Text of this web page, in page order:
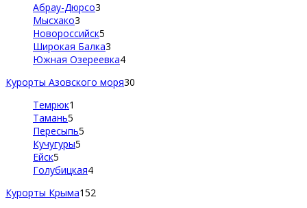
Абрау-Дюрсо3
Мысхако3
Новороссийск5
Широкая Балка3
Южная Озереевка4
Курорты Азовского моря30
Темрюк1
Тамань5
Пересыпь5
Кучугуры5
Ейск5
Голубицкая4
Курорты Крыма152